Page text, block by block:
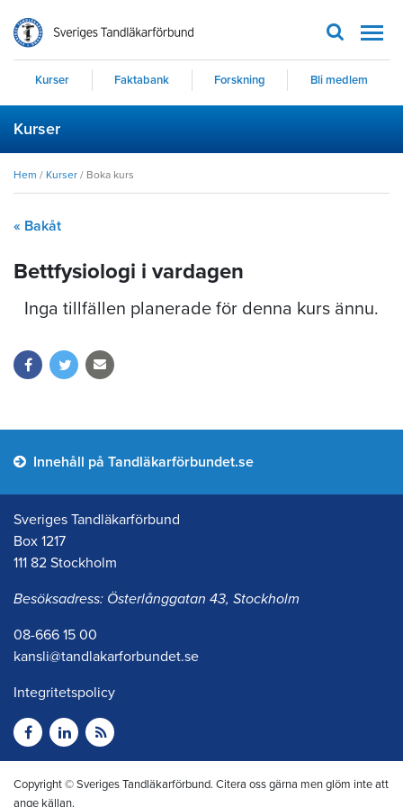
Kurser Faktabank Forskning Bli medlem
Kurser
Hem / Kurser / Boka kurs
« Bakåt
Bettfysiologi i vardagen
Inga tillfällen planerade för denna kurs ännu.
Innehåll på Tandläkarförbundet.se
Sveriges Tandläkarförbund
Box 1217
111 82 Stockholm
Besöksadress: Österlånggatan 43, Stockholm
08-666 15 00
kansli@tandlakarforbundet.se
Integritetspolicy
Copyright © Sveriges Tandläkarförbund. Citera oss gärna men glöm inte att
ange källan.